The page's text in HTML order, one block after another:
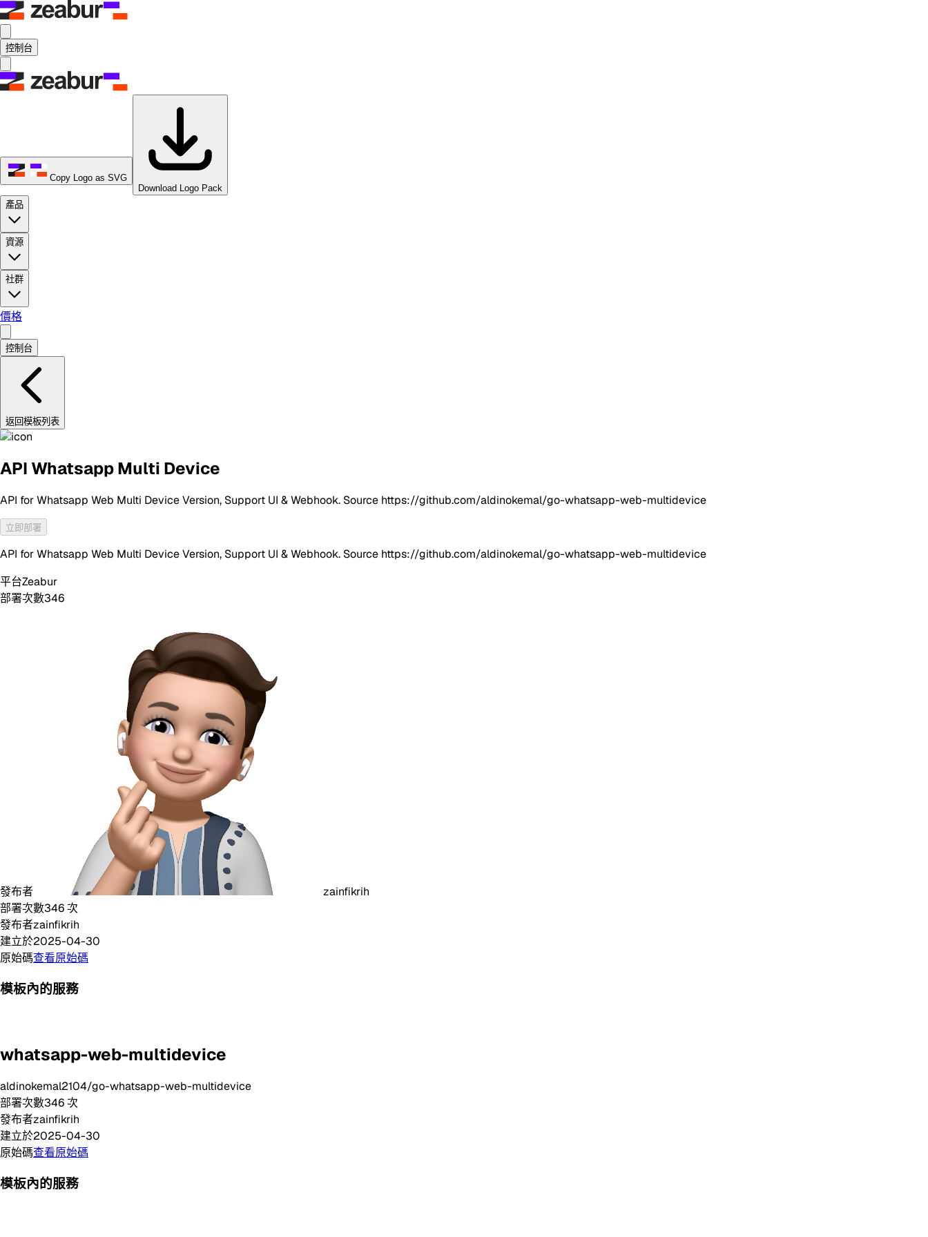
控制台
Copy Logo as SVG
Download Logo Pack
產品
資源
社群
價格
控制台
返回模板列表
API Whatsapp Multi Device
API for Whatsapp Web Multi Device Version, Support UI & Webhook. Source https://github.com/aldinokemal/go-whatsapp-web-multidevice
立即部署
API for Whatsapp Web Multi Device Version, Support UI & Webhook. Source https://github.com/aldinokemal/go-whatsapp-web-multidevice
平台Zeabur
部署次數346
發布者
zainfikrih
部署次數346次
發布者zainfikrih
建立於2025-04-30
原始碼查看原始碼
模板內的服務
whatsapp-web-multidevice
aldinokemal2104/go-whatsapp-web-multidevice
部署次數346次
發布者zainfikrih
建立於2025-04-30
原始碼查看原始碼
模板內的服務